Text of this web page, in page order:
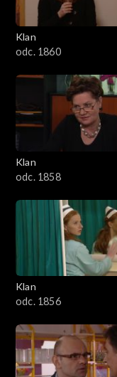
Klan
odc. 1860
Klan
odc. 1858
Klan
odc. 1856